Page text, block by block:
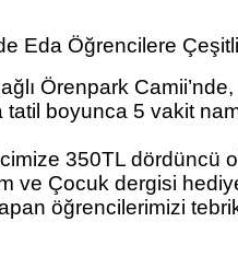
Eda Öğrencilere
Örenpark
boyunca 5 vakit
350TL dördüncü
ve Çocuk dergisi
öğrencilerimizi